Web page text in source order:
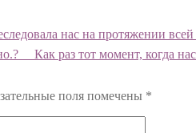
нас на протяжении
⠀ Как раз тот момент, когда
поля помечены *